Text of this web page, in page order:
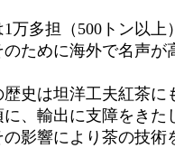
万多担（500トン以上
ために海外で名声が
史は坦洋工夫紅茶に
、輸出に支障をきた
影響により茶の技術